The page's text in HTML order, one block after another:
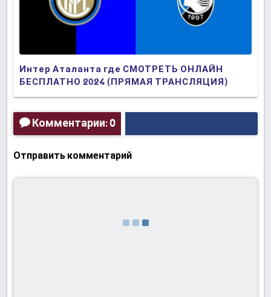
Интер Аталанта где СМОТРЕТЬ ОНЛАЙН
БЕСПЛАТНО 2024 (ПРЯМАЯ ТРАНСЛЯЦИЯ)
Комментарии: 0
Отправить комментарий